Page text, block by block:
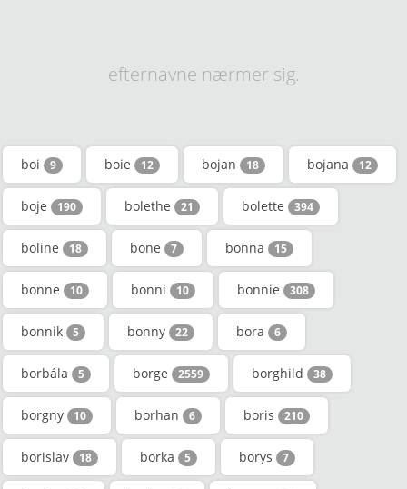
efternavne nærmer sig.
boi 9 boie 12 bojan 18 bojana 12
boje 190 bolethe 21 bolette 394
boline 18 bone 7 bonna 15
bonne 10 bonni 10 bonnie 308
bonnik 5 bonny 22 bora 6
borbála 5 borge 2559 borghild 38
borgny 10 borhan 6 boris 210
borislav 18 borka 5 borys 7